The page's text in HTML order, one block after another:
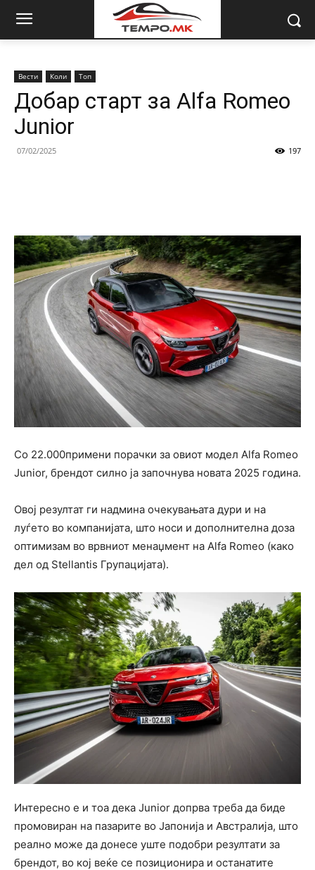
Вести Коли Топ
Добар старт за Alfa Romeo
Junior
07/02/2025 197
Со 22.000примени порачки за овиот модел Alfa Romeo
Junior, брендот силно ја започнува новата 2025 година.
Овој резултат ги надмина очекувањата дури и на
луѓето во компанијата, што носи и дополнителна доза
оптимизам во врвниот менаџмент на Alfa Romeo (како
дел од Stellantis Групацијата).
Интересно е и тоа дека Junior допрва треба да биде
промовиран на пазарите во Јапонија и Австралија, што
реално може да донесе уште подобри резултати за
брендот, во кој веќе се позиционира и останатите